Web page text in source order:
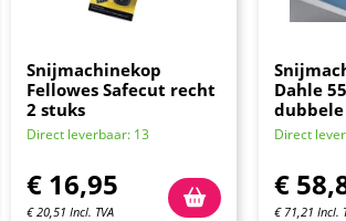
Snijmachinekop
Fellowes Safecut recht
2 stuks
Direct leverbaar: 13
€ 16,95
€20,51 Incl. TVA
Dahle
Direct
€
€ 71,21 Incl.